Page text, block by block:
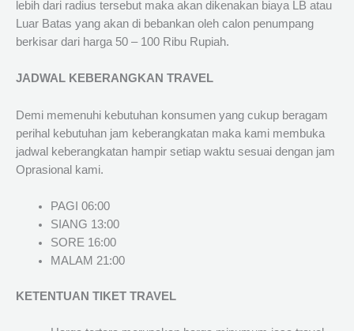
lebih dari radius tersebut maka akan dikenakan biaya LB atau
Luar Batas yang akan di bebankan oleh calon penumpang
berkisar dari harga 50 – 100 Ribu Rupiah.
JADWAL KEBERANGKAN TRAVEL
Demi memenuhi kebutuhan konsumen yang cukup beragam
perihal kebutuhan jam keberangkatan maka kami membuka
jadwal keberangkatan hampir setiap waktu sesuai dengan jam
Oprasional kami.
PAGI 06:00
SIANG 13:00
SORE 16:00
MALAM 21:00
KETENTUAN TIKET TRAVEL